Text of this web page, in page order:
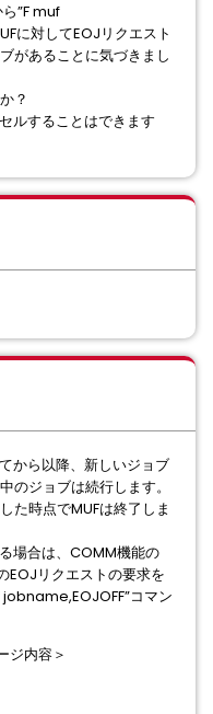
”F muf
に対してEOJリクエスト
があることに気づきまし
？
ルすることはできます
から以降、新しいジョブ
のジョブは続行します。
た時点でMUFは終了しま
場合は、COMM機能の
EOJリクエストの要求を
コマン
ジ内容＞